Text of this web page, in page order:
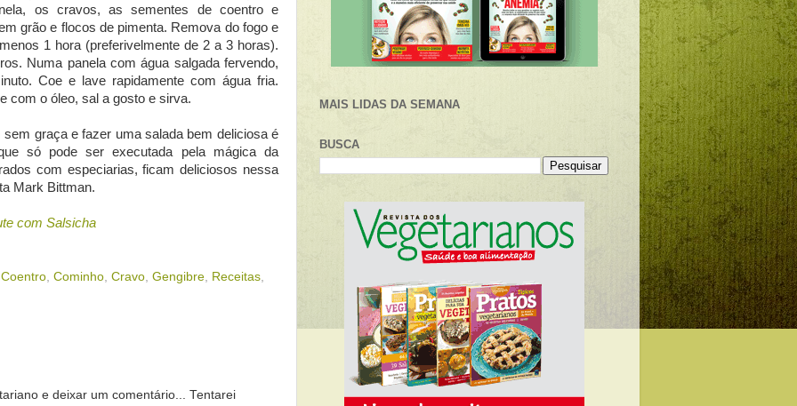
os cravos, as sementes de coentro e
grão e flocos de pimenta. Remova do fogo e
1 hora (preferivelmente de 2 a 3 horas).
Numa panela com água salgada fervendo,
Coe e lave rapidamente com água fria.
com o óleo, sal a gosto e sirva.
graça e fazer uma salada bem deliciosa é
só pode ser executada pela mágica da
com especiarias, ficam deliciosos nessa
Mark Bittman.
com Salsicha
Coentro Cominho Cravo Gengibre Receitas
e deixar um comentário... Tentarei
MAIS LIDAS DA SEMANA
BUSCA